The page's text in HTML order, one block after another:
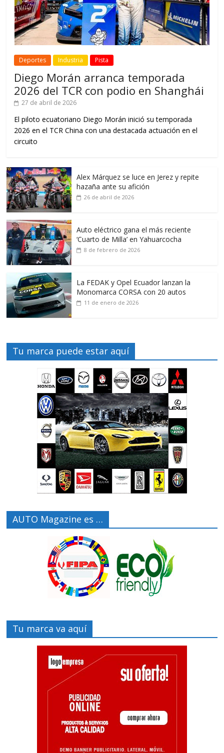
Deportes Industria Pista
Diego Morán arranca temporada
2026 del TCR con podio en Shanghái
27 de abril de 2026
El piloto ecuatoriano Diego Morán inició su temporada
2026 en el TCR China con una destacada actuación en el
circuito
Alex Márquez se luce en Jerez y repite
hazaña ante su afición
26 de abril de 2026
Auto eléctrico gana el más reciente
‘Cuarto de Milla’ en Yahuarcocha
8 de febrero de 2026
La FEDAK y Opel Ecuador lanzan la
Monomarca CORSA con 20 autos
11 de enero de 2026
Tu marca puede estar aquí
AUTO Magazine es …
Tu marca va aquí